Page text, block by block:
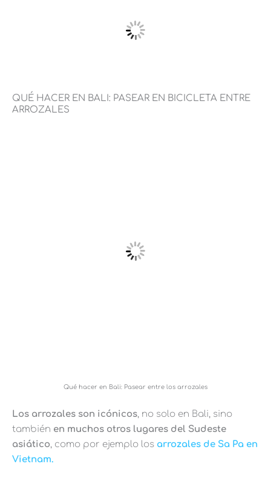
QUÉ HACER EN BALI: PASEAR EN BICICLETA ENTRE
ARROZALES
Qué hacer en Bali: Pasear entre los arrozales
Los arrozales son icónicos, no solo en Bali, sino
también en muchos otros lugares del Sudeste
asiático, como por ejemplo los arrozales de Sa Pa en
Vietnam.